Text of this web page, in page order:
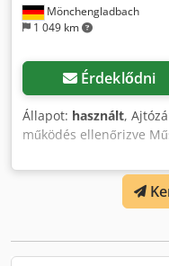
Mönchengladbach
1 049 km
Érdeklődni
Állapot: használt,
működés ellenőrizve
láncszerkezet tartozék
vezetőlemez tartozék -
vezetőlemez tartozék -
vezetőlemez tartozék -
1,7 kW / 2800 ford./